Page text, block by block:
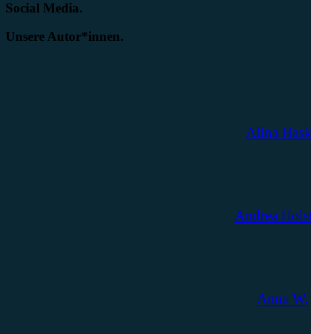
Social Media.
Unsere Autor*innen.
Alina
Andrea
Anna W.